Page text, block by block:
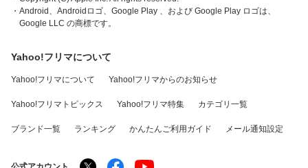
・Android、Androidロゴ、Google Play 、および Google Play ロゴは、
Google LLC の商標です。
Yahoo!フリマについて
Yahoo!フリマについて Yahoo!フリマからのお知らせ
Yahoo!フリマトピックス Yahoo!フリマ特集 カテゴリ一覧
ブランド一覧 ランキング かんたんご利用ガイド メール通知設定